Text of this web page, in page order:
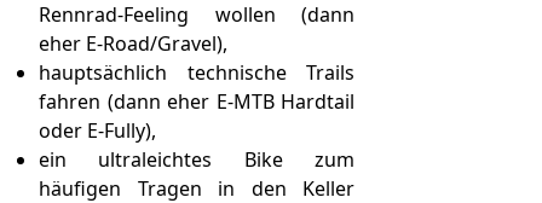
Rennrad-Feeling wollen (dann
eher E‑Road/Gravel),
hauptsächlich technische Trails
fahren (dann eher E‑MTB Hardtail
oder E‑Fully),
ein ultraleichtes Bike zum
häufigen Tragen in den Keller